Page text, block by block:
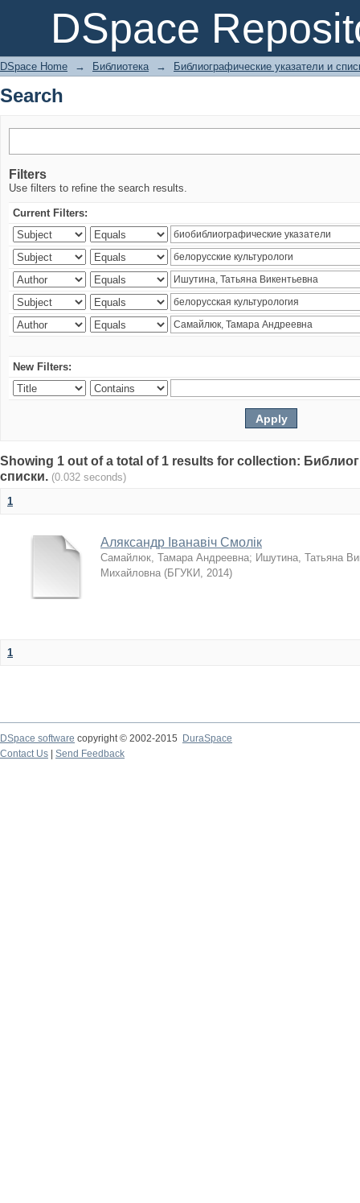
DSpace
Search
DSpace Home → Библиотека → Библиографические указатели и
Search
Filters
Use filters to refine the search results.
Current Filters:
New Filters:
Showing 1 out of a total of 1 results for collection:
списки. (0.032 seconds)
1
Аляксандр Іванавіч Смолік
Самайлюк, Тамара Андреевна; Ишутина, Татьяна
Михайловна (БГУКИ, 2014)
1
DSpace software copyright © 2002-2015
DuraSpace
Contact Us
Send Feedback